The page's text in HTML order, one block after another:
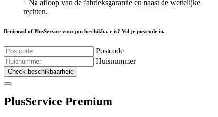
Na afloop van de fabrieksgarantie en naast de wettelijke
rechten.
Benieuwd of PlusService voor jou beschikbaar is? Vul je postcode in.
Postcode
Huisnummer
Check beschikbaarheid
PlusService Premium